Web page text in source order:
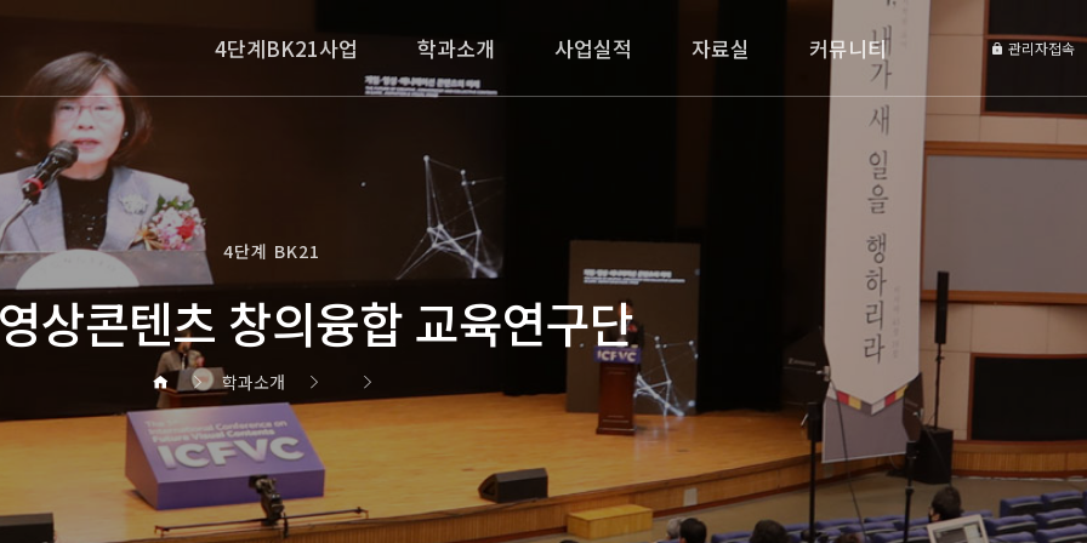
4단계BK21사업 학과소개 사업실적 자료실 커뮤니티 관리자접속
4단계 BK21
상콘텐츠 창의융합 교육연구단
학과소개